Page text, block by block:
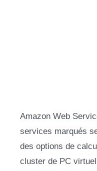
Amazon Web
services marqués
des options de
cluster de PC